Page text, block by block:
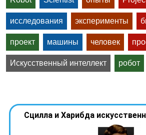
исследования эксперименты
проект машины человек
Искусственный интеллект робот
Сцилла и Харибда